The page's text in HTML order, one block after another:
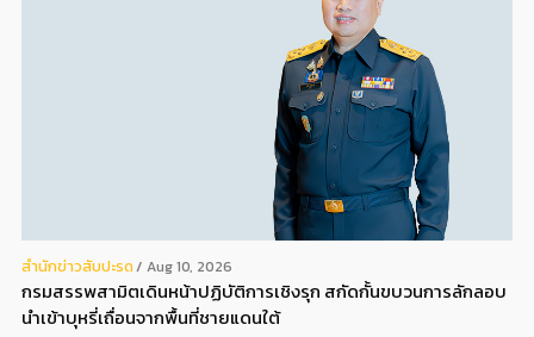
สํานักข่าวสับปะรด Aug 10, 2026
กรมสรรพสามิตเดินหน้าปฏิบัติการเชิงรุก สกัดกั้นขบวนการลักลอบ
นำเข้าบุหรี่เถื่อนจากพื้นที่ชายแดนใต้